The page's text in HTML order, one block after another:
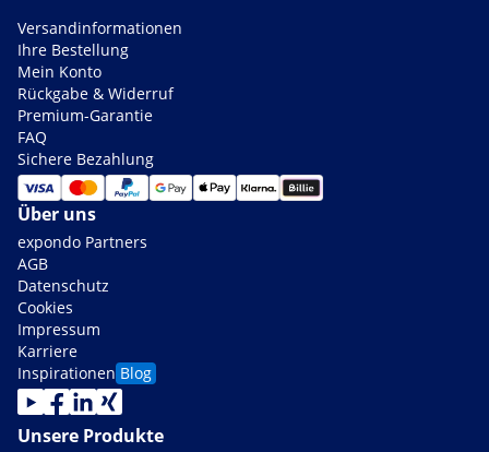
Versandinformationen
Ihre Bestellung
Mein Konto
Rückgabe & Widerruf
Premium-Garantie
FAQ
Sichere Bezahlung
Über uns
expondo Partners
AGB
Datenschutz
Cookies
Impressum
Karriere
Inspirationen Blog
Unsere Produkte